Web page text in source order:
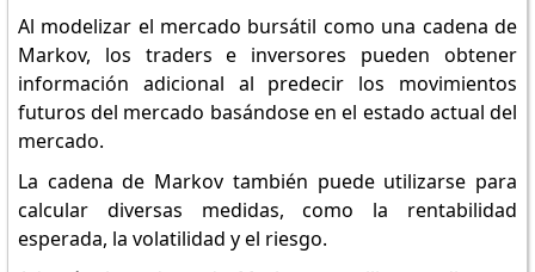
Al modelizar el mercado bursátil como una cadena de
Markov, los traders e inversores pueden obtener
información adicional al predecir los movimientos
futuros del mercado basándose en el estado actual del
mercado.
La cadena de Markov también puede utilizarse para
calcular diversas medidas, como la rentabilidad
esperada, la volatilidad y el riesgo.